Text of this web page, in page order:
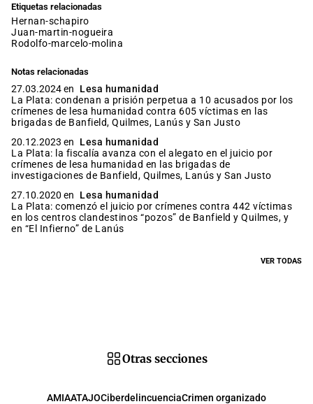
Etiquetas relacionadas
hernan-schapiro
juan-martin-nogueira
rodolfo-marcelo-molina
Notas relacionadas
27.03.2024 en
Lesa humanidad
La Plata: condenan a prisión perpetua a 10 acusados por los
crímenes de lesa humanidad contra 605 víctimas en las
brigadas de Banfield, Quilmes, Lanús y San Justo
20.12.2023 en
Lesa humanidad
La Plata: la fiscalía avanza con el alegato en el juicio por
crímenes de lesa humanidad en las brigadas de
investigaciones de Banfield, Quilmes, Lanús y San Justo
27.10.2020 en
Lesa humanidad
La Plata: comenzó el juicio por crímenes contra 442 víctimas
en los centros clandestinos “pozos” de Banfield y Quilmes, y
en “El Infierno” de Lanús
VER TODAS
Otras secciones
AMIAATAJOCiberdelincuenciaCrimen organizado